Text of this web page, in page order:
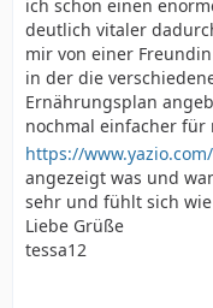
ich schon einen
deutlich vitaler
mir von einer
in der die
Ernährungsplan
nochmal einfacher für
https://
angezeigt was und
sehr und fühlt sich
Liebe Grüße
tessa12